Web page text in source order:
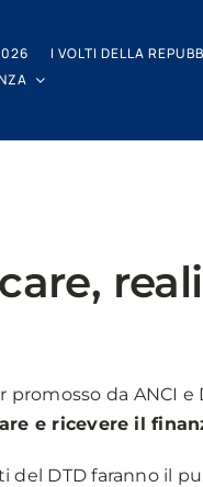
I VOLTI DELLA
promosso da ANCI
e ricevere il
DTD faranno il